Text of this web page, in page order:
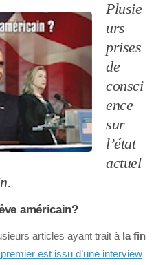
Plusie
urs
prises
de
consci
ence
sur
l’état
actuel
américain?
articles ayant trait à la fin
est issu d’une interview